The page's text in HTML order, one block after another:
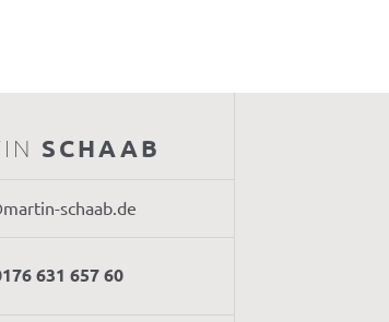
SCHAAB
schaab.de
631 657 60